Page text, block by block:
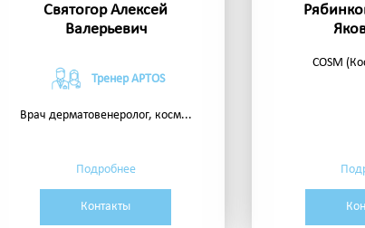
Святогор Алексей
Валерьевич
Тренер APTOS
Врач дерматовенеролог, косм...
Подробнее
Контакты
COSM